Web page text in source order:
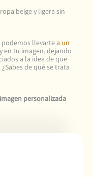
podemos llevartea un
y en tu imagen, dejando
a la idea de que
de qué se trata
personalizada